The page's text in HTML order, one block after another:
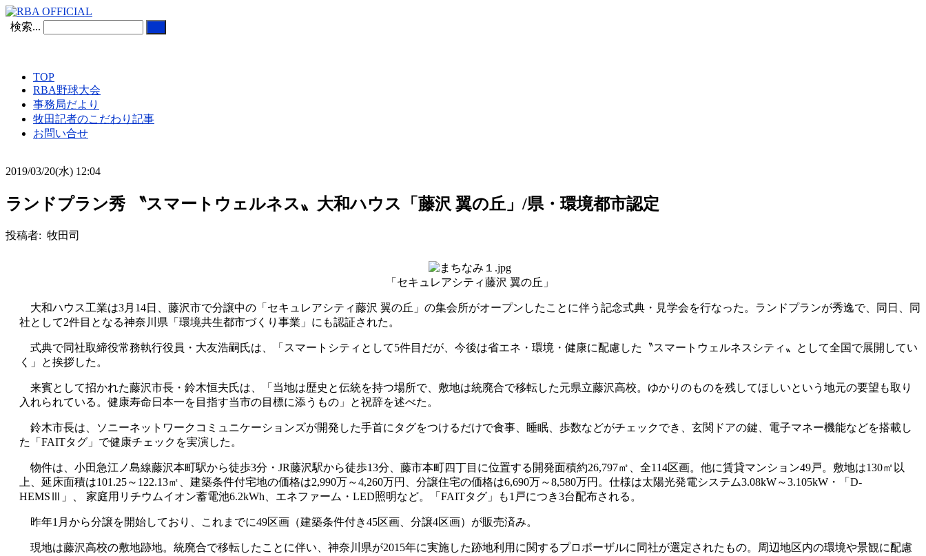
検索...
TOP
RBA野球大会
事務局だより
牧田記者のこだわり記事
お問い合せ
2019/03/20(水) 12:04
ランドプラン秀 〝スマートウェルネス〟大和ハウス「藤沢 翼の丘」/県・環境都市認定
投稿者: 牧田司
「セキュレアシティ藤沢 翼の丘」
大和ハウス工業は3月14日、藤沢市で分譲中の「セキュレアシティ藤沢 翼の丘」の集会所がオープンしたことに伴う記念式典・見学会を行なった。ランドプランが秀逸で、同日、同
社として2件目となる神奈川県「環境共生都市づくり事業」にも認証された。
式典で同社取締役常務執行役員・大友浩嗣氏は、「スマートシティとして5件目だが、今後は省エネ・環境・健康に配慮した〝スマートウェルネスシティ〟として全国で展開してい
く」と挨拶した。
来賓として招かれた藤沢市長・鈴木恒夫氏は、「当地は歴史と伝統を持つ場所で、敷地は統廃合で移転した元県立藤沢高校。ゆかりのものを残してほしいという地元の要望も取り
入れられている。健康寿命日本一を目指す当市の目標に添うもの」と祝辞を述べた。
鈴木市長は、ソニーネットワークコミュニケーションズが開発した手首にタグをつけるだけで食事、睡眠、歩数などがチェックでき、玄関ドアの鍵、電子マネー機能などを搭載し
た「FAITタグ」で健康チェックを実演した。
物件は、小田急江ノ島線藤沢本町駅から徒歩3分・JR藤沢駅から徒歩13分、藤市本町四丁目に位置する開発面積約26,797㎡、全114区画。他に賃貸マンション49戸。敷地は130㎡以
上、延床面積は101.25～122.13㎡、建築条件付宅地の価格は2,990万～4,260万円、分譲住宅の価格は6,690万～8,580万円。仕様は太陽光発電システム3.08kW～3.105kW・「D-
HEMSⅢ」、 家庭用リチウムイオン蓄電池6.2kWh、エネファーム・LED照明など。「FAITタグ」も1戸につき3台配布される。
昨年1月から分譲を開始しており、これまでに49区画（建築条件付き45区画、分譲4区画）が販売済み。
現地は藤沢高校の敷地跡地。統廃合で移転したことに伴い、神奈川県が2015年に実施した跡地利用に関するプロポーザルに同社が選定されたもの。周辺地区内の環境や景観に配慮